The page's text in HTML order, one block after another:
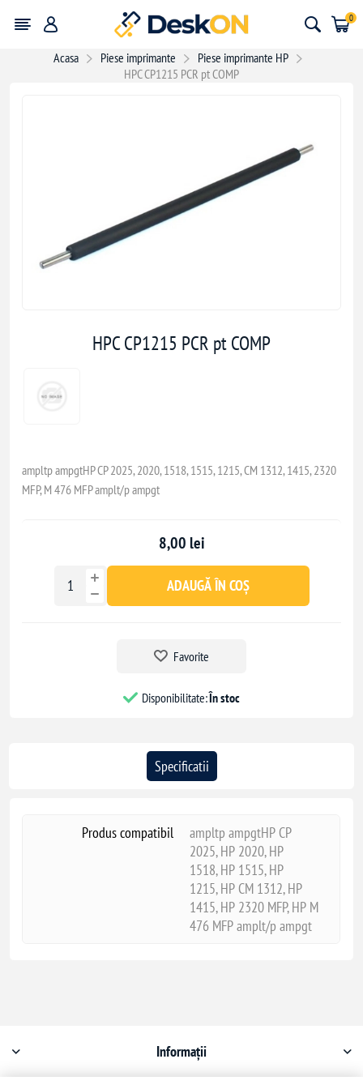
0
Acasa Piese imprimante
Piese imprimante HP
HPC CP1215 PCR pt COMP
HPC CP1215 PCR pt COMP
ampltp ampgtHP CP 2025, 2020, 1518, 1515, 1215, CM 1312, 1415, 2320
MFP, M 476 MFP amplt/p ampgt
8,00 lei
ADAUGĂ ÎN COȘ
Favorite
Disponibilitate:În stoc
Specificatii
Produs compatibil
ampltp ampgtHP CP
2025, HP 2020, HP
1518, HP 1515, HP
1215, HP CM 1312, HP
1415, HP 2320 MFP, HP M
476 MFP amplt/p ampgt
Informații